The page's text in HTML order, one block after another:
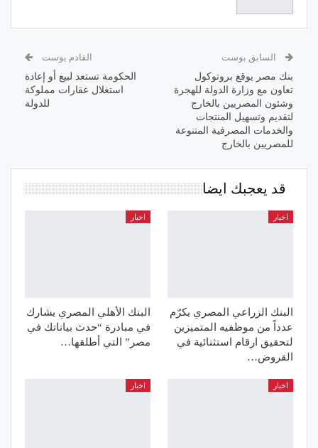
السابق بوست
بنك مصر يوقع بروتوكول
تعاون مع وزارة الدولة للهجرة
وشئون المصريين بالخارج
لتقديم وتسهيل المنتجات
والخدمات المصرفية المتنوعة
للمصريين بالخارج
القادم بوست
الحكومة تستعد لبيع أو إعادة
استغلال عقارات مملوكة
للدولة
قد يعجبك ايضا
اخبار
البنك الزراعي المصري يكرّم
عدداً من موظفيه المتميزين
لتحقيق ارقام استثنائية في
القروض…
اخبار
البنك الأهلي المصري يشارك
في مبادرة “حدث بياناتك في
مصر” التي أطلقها…
اخبار اخبار